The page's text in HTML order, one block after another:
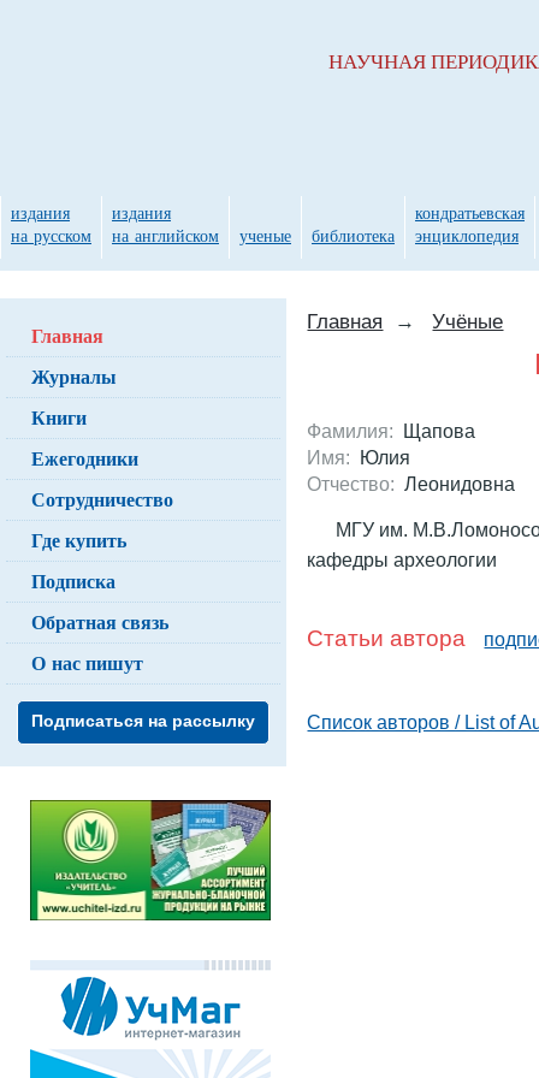
Главная → Учёные
Фамилия: Щапова
Имя: Юлия
Отчество: Леонидовна
МГУ им.
кафедры археологии
Статьи автора
Список авторов / List of
Главная
Журналы
Книги
Ежегодники
Сотрудничество
Где купить
Подписка
Обратная связь
О нас пишут
Подписаться на рассылку
НАУЧНАЯ
издания
на русском
издания
на английском
ученые библиотека
кондратьевская
энциклопедия